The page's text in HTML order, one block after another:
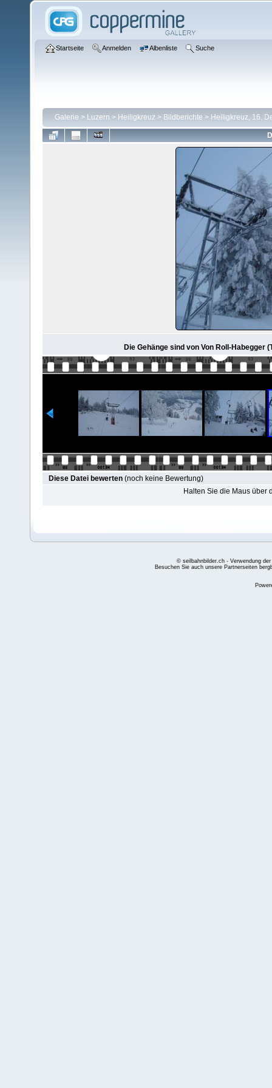
Startseite Anmelden Albenliste Suche
Galerie > Luzern > Heiligkreuz > Bildberichte > Heiligkreuz, 16.
Die Gehänge sind von Von Roll-Habegger
Diese Datei bewerten (noch keine Bewertung)
Halten Sie die Maus über
© seilbahnbilder.ch - Verwendung
Besuchen Sie auch unsere Partnerseiten